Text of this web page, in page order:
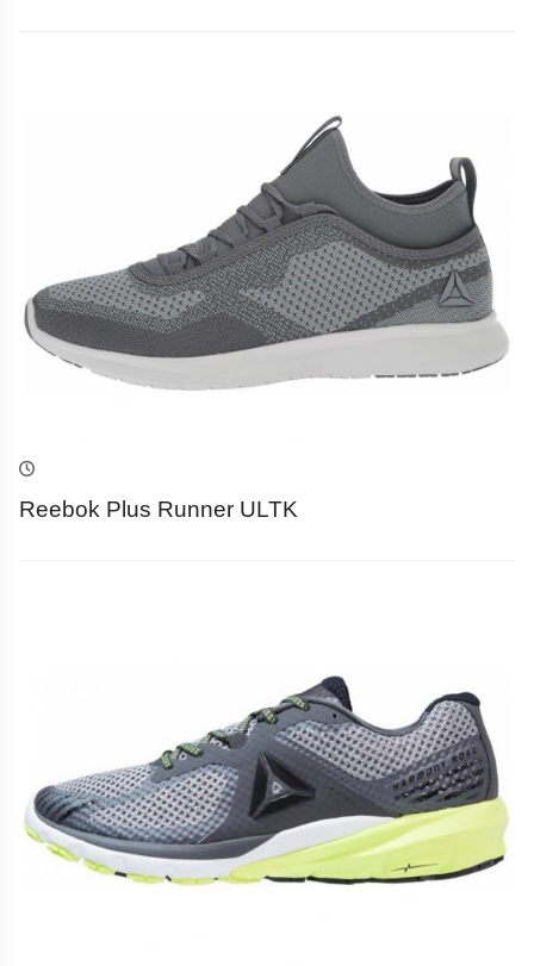
Reebok Plus Runner ULTK